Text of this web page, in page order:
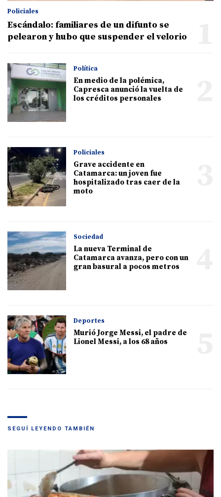
Policiales
Escándalo: familiares de un difunto se
pelearon y hubo que suspender el velorio
Política
En medio de la polémica,
Capresca anunció la vuelta de
los créditos personales
Policiales
Grave accidente en
Catamarca: un joven fue
hospitalizado tras caer de la
moto
Sociedad
La nueva Terminal de
Catamarca avanza, pero con un
gran basural a pocos metros
Deportes
Murió Jorge Messi, el padre de
Lionel Messi, a los 68 años
SEGUÍ LEYENDO TAMBIÉN